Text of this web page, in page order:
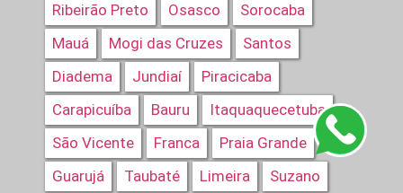
Ribeirão Preto
Osasco
Sorocaba
Mauá
Mogi das Cruzes
Santos
Diadema
Jundiaí
Piracicaba
Carapicuíba
Bauru
Itaquaquecetuba
São Vicente
Franca
Praia Grande
Guarujá
Taubaté Limeira Suzano